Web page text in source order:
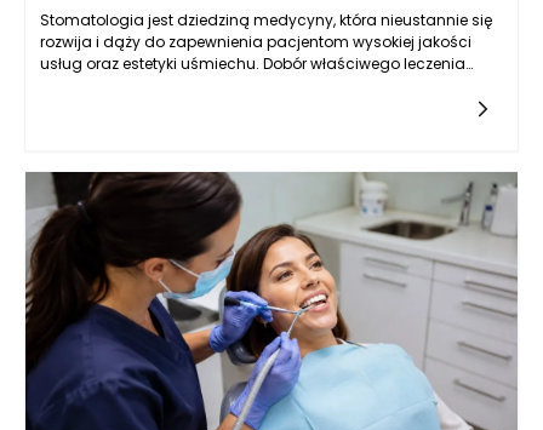
Stomatologia jest dziedziną medycyny, która nieustannie się
rozwija i dąży do zapewnienia pacjentom wysokiej jakości
usług oraz estetyki uśmiechu. Dobór właściwego leczenia
korzeni zęba, może wymagać zaawansowanej diagnostyki
dysponuje narzędziami oraz wiedzą, aby dokładnie ocenić,
czy korzeń zęba nadaje się do dalszej odbudowy. Dzięki
nowoczesnym technologiom, takim jak zdjęcia rentgenowskie
czy tomografia komputerowa, można mieć pewność, że
podejmowane decyzje są zawsze oparte na rzetelnych
danych.